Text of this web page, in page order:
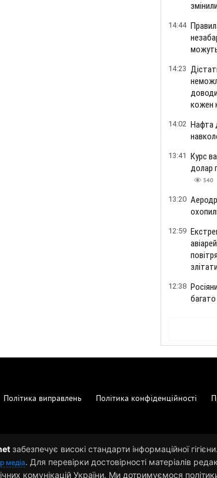
14:44
14:23
кожен
14:02 Нафта
13:41 Курс
долар
340
13:20
12:59
злітати
12:38
Політика виправлень Політика конфіденційності
забезпечує високі стандарти інформаційної
медіа. Для перевірки достовірності матеріалів
комунікацій України. Ми дотримуємося